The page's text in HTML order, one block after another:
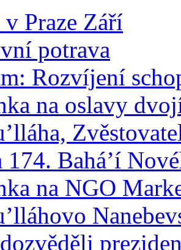
v Praze Září
potrava
Rozvíjení
na oslavy
174. Bahá’í
na NGO